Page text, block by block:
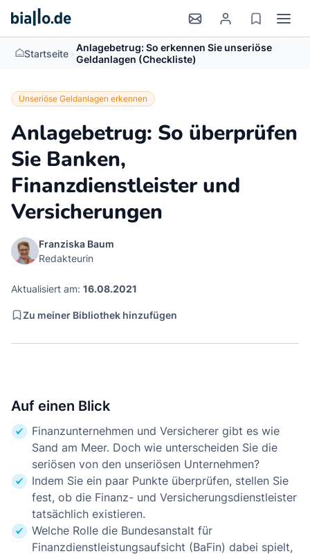
Startseite > Anlagebetrug: So erkennen Sie unseriöse
Geldanlagen (Checkliste)
Unseriöse Geldanlagen erkennen
Anlagebetrug: So überprüfen
Sie Banken,
Finanzdienstleister und
Versicherungen
Franziska Baum
Redakteurin
Aktualisiert am: 16.08.2021
Zu meiner Bibliothek hinzufügen
Auf einen Blick
Finanzunternehmen und Versicherer gibt es wie
Sand am Meer. Doch wie unterscheiden Sie die
seriösen von den unseriösen Unternehmen?
Indem Sie ein paar Punkte überprüfen, stellen Sie
fest, ob die Finanz- und Versicherungsdienstleister
tatsächlich existieren.
Welche Rolle die Bundesanstalt für
Finanzdienstleistungsaufsicht (BaFin) dabei spielt,